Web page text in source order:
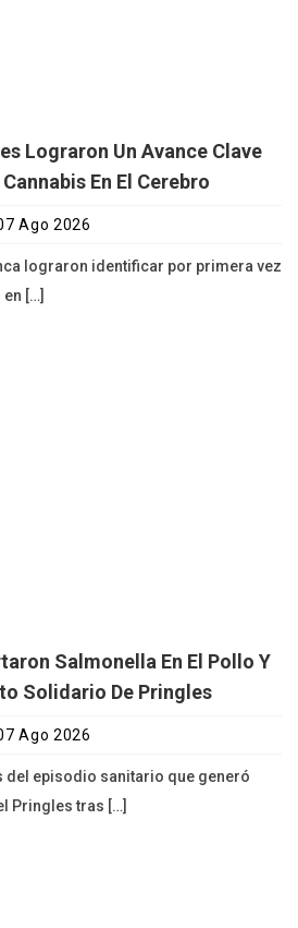
Lograron Un Avance Clave
En El Cerebro
Ago 2026
lograron identificar por primera vez
[…]
Salmonella En El Pollo Y
Solidario De Pringles
Ago 2026
del episodio sanitario que generó
Pringles tras […]